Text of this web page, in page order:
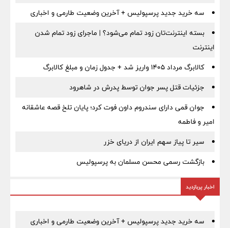
سه خرید جدید پرسپولیس + آخرین وضعیت طارمی و اخباری
بسته اینترنت‌تان زود تمام می‌شود؟ | ماجرای زود تمام شدن
اینترنت
کالابرگ مرداد ۱۴۰۵ واریز شد + جدول زمان و مبلغ کالابرگ
جزئیات قتل پسر جوان توسط پدرش در شاهرود
جوان قمی دارای سندروم داون فوت کرد؛ پایان تلخ قصه عاشقانه
امیر و فاطمه
سیر تا پیاز سهم ایران از دریای خزر
بازگشت رسمی محسن مسلمان به پرسپولیس
اخبار پربازدید
سه خرید جدید پرسپولیس + آخرین وضعیت طارمی و اخباری